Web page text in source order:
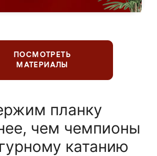
ПОСМОТРЕТЬ
МАТЕРИАЛЫ
планку
чем чемпионы
катанию